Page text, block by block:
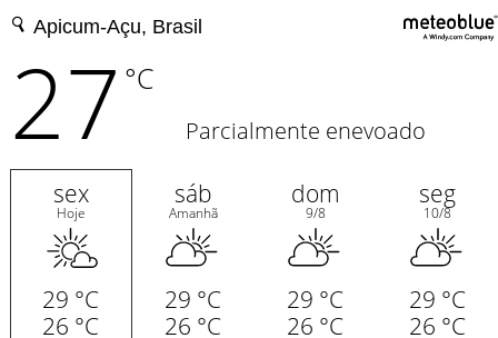
27 °C
Parcialmente enevoado
sex
Hoje
29 °C
26 °C
sáb
Amanhã
29 °C
26 °C
dom
9/8
29 °C
26 °C
seg
10/8
29 °C
26 °C